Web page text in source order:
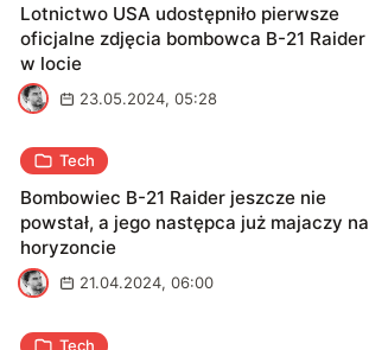
Lotnictwo USA udostępniło pierwsze
oficjalne zdjęcia bombowca B-21 Raider
w locie
M
23.05.2024, 05:28
Tech
Bombowiec B-21 Raider jeszcze nie
powstał, a jego następca już majaczy na
horyzoncie
M
21.04.2024, 06:00
Tech